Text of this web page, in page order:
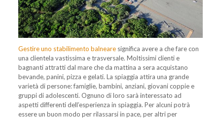
Gestire uno stabilimento balnearesignifica avere a che fare con
una clientela vastissima e trasversale. Moltissimi clienti e
bagnanti attratti dal mare che da mattina a sera acquistano
bevande, panini, pizza e gelati. La spiaggia attira una grande
varietà di persone: famiglie, bambini, anziani, giovani coppie e
gruppi di adolescenti. Ognuno di loro sarà interessato ad
aspetti differenti dell’esperienza in spiaggia. Per alcuni potrà
essere un buon modo per rilassarsi in pace, per altri per